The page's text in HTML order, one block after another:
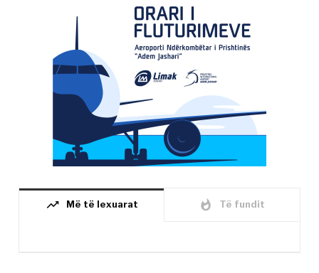
trending_up Më të lexuarat whatshot Të fundit